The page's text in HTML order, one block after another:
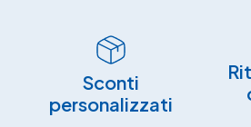
Sconti
personalizzati